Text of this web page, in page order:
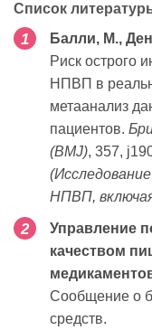
Список
Балли, М.,
Риск острого
НПВП в
метаанализ
пациентов.
(BMJ), 357,
НПВП,
Управление
качеством
Сообщение о
средств.